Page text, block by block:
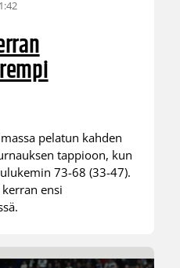
pelatun kahden
tappioon, kun
73-68 (33-47).
ensi